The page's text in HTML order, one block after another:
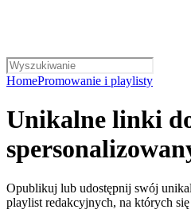
HomePromowanie i playlisty
Unikalne linki
Opublikuj lub udostępnij swój
playlist redakcyjnych, na których